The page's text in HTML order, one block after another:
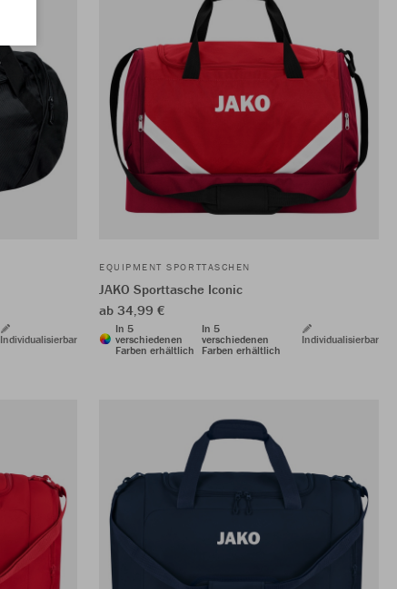
Individualisierbar
EQUIPMENT SPORTTASCHEN
JAKO Sporttasche Iconic
ab 34,99 €
In 5
verschiedenen
Farben erhältlich
In 5
verschiedenen
Farben erhältlich
Individualisierbar